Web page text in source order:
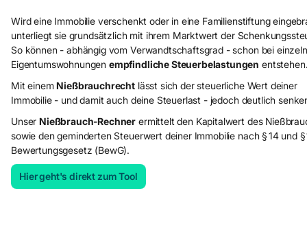
Wird eine Immobilie verschenkt oder in eine Familienstiftung
unterliegt sie grundsätzlich mit ihrem Marktwert der
So können - abhängig vom Verwandtschaftsgrad - schon bei
Eigentumswohnungen empfindliche Steuerbelastungen
Mit einemNießbrauchrecht lässt sich der steuerliche Wert deiner
Immobilie - und damit auch deine Steuerlast - jedoch deutlich
UnserNießbrauch-Rechner ermittelt den Kapitalwert des
sowie den geminderten Steuerwert deiner Immobilie nach § 14 und §
Bewertungsgesetz (BewG).
Hier geht's direkt zum Tool
Mandant werden